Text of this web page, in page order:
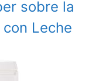
sobre la
Leche